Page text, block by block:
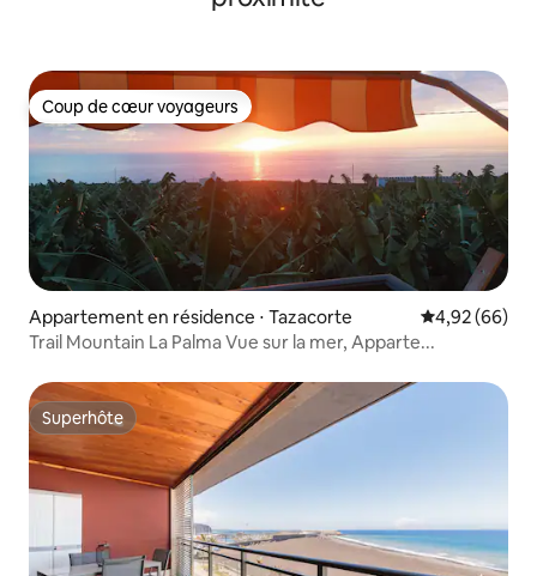
Coup de cœur voyageurs
Coup de cœur voyageurs
Appartement en résidence ⋅ Tazacorte Évaluation
4,92 (66)
Trail Mountain La Palma Vue sur la mer, Apparte...
Superhôte
Superhôte